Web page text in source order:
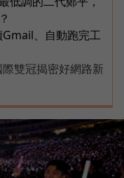
、自動跑完工
雙冠揭密好網路新